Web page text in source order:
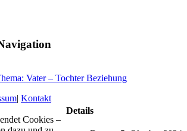
Vater – Tochter Beziehung
Details
| Kontakt
Cookies –